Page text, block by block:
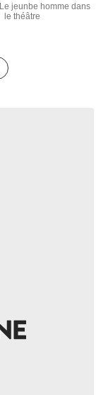
jeunbe homme dans
le théâtre